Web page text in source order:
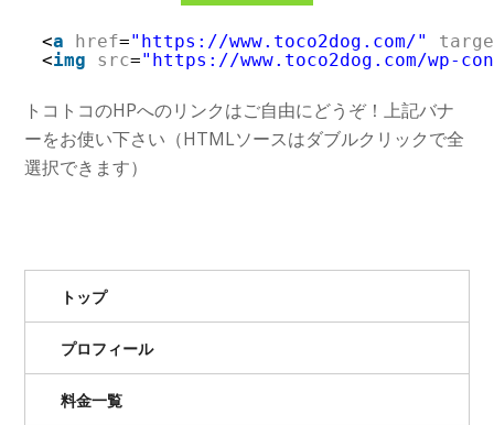
<a href="https://www.toco2dog.com/"
<img src="https://www.toco2dog.com/wp-
トコトコのHPへのリンクはご自由にどうぞ！上記バナ
ーをお使い下さい（HTMLソースはダブルクリックで全
選択できます）
トップ
プロフィール
料金一覧